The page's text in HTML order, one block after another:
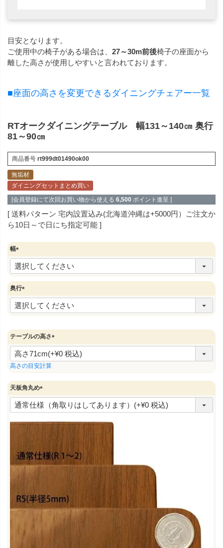
目安となります。
ご使用中の椅子がある場合は、 27～30m前後椅子の座面から
離した高さが使用しやすいと言われております。
■座面の高さを変更できるダイニングチェアー一覧
RTオークダイニングテーブル 幅131～140㎝ 奥行
81～90㎝
商品番号 rt999dt01490ok00
無垢材
ダイニングセットまとめ買い
[会員登録にて次回お買い物から使える 6,500 ポイント進呈 ]
送料パターン 宅内設置込み(北海道沖縄は+5000円）ご注文か
ら10日～で日にち指定可能
幅
(
必
須
)
奥行
(
必
須
テーブルの高さ
(
必
)
高さの目安計算
天板角丸め
(
必
)